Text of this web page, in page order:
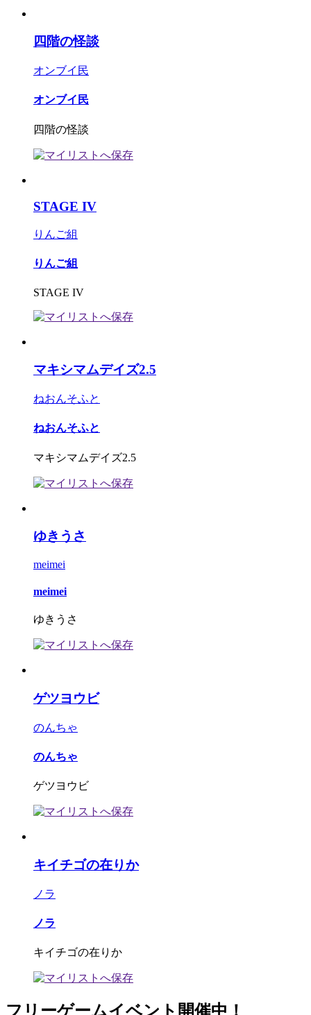
四階の怪談
オンブイ民
オンブイ民
四階の怪談
STAGE IV
りんご組
りんご組
STAGE IV
マキシマムデイズ2.5
ねおんそふと
ねおんそふと
マキシマムデイズ2.5
ゆきうさ
meimei
meimei
ゆきうさ
ゲツヨウビ
のんちゃ
のんちゃ
ゲツヨウビ
キイチゴの在りか
ノラ
ノラ
キイチゴの在りか
フリーゲームイベント開催中！